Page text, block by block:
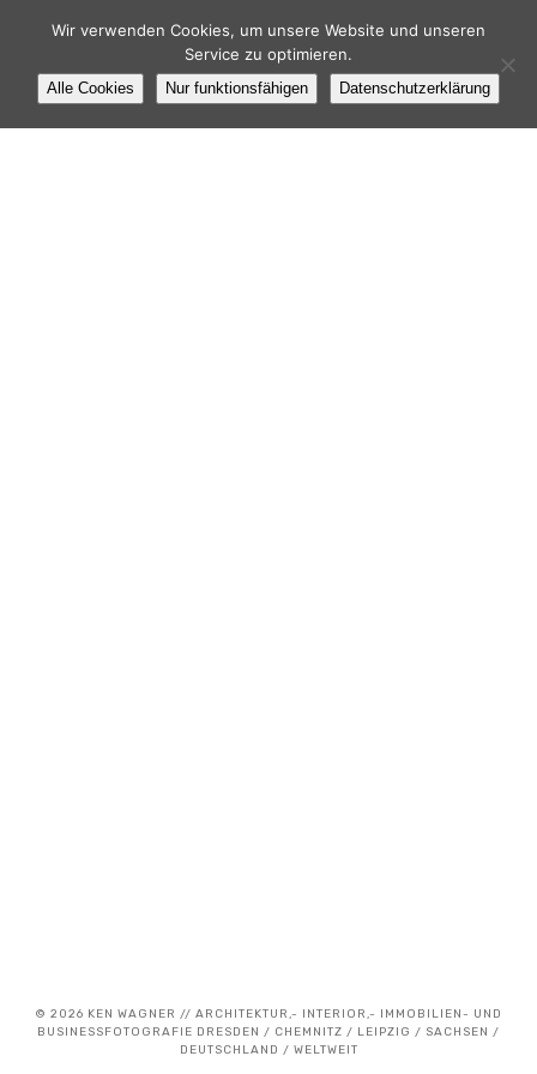
© 2026 KEN WAGNER // ARCHITEKTUR,- INTERIOR,- IMMOBILIEN- UND
BUSINESSFOTOGRAFIE DRESDEN / CHEMNITZ / LEIPZIG / SACHSEN /
DEUTSCHLAND / WELTWEIT
Wir verwenden Cookies, um unsere Website und unseren
Service zu optimieren.
Alle Cookies Nur funktionsfähigen Datenschutzerklärung